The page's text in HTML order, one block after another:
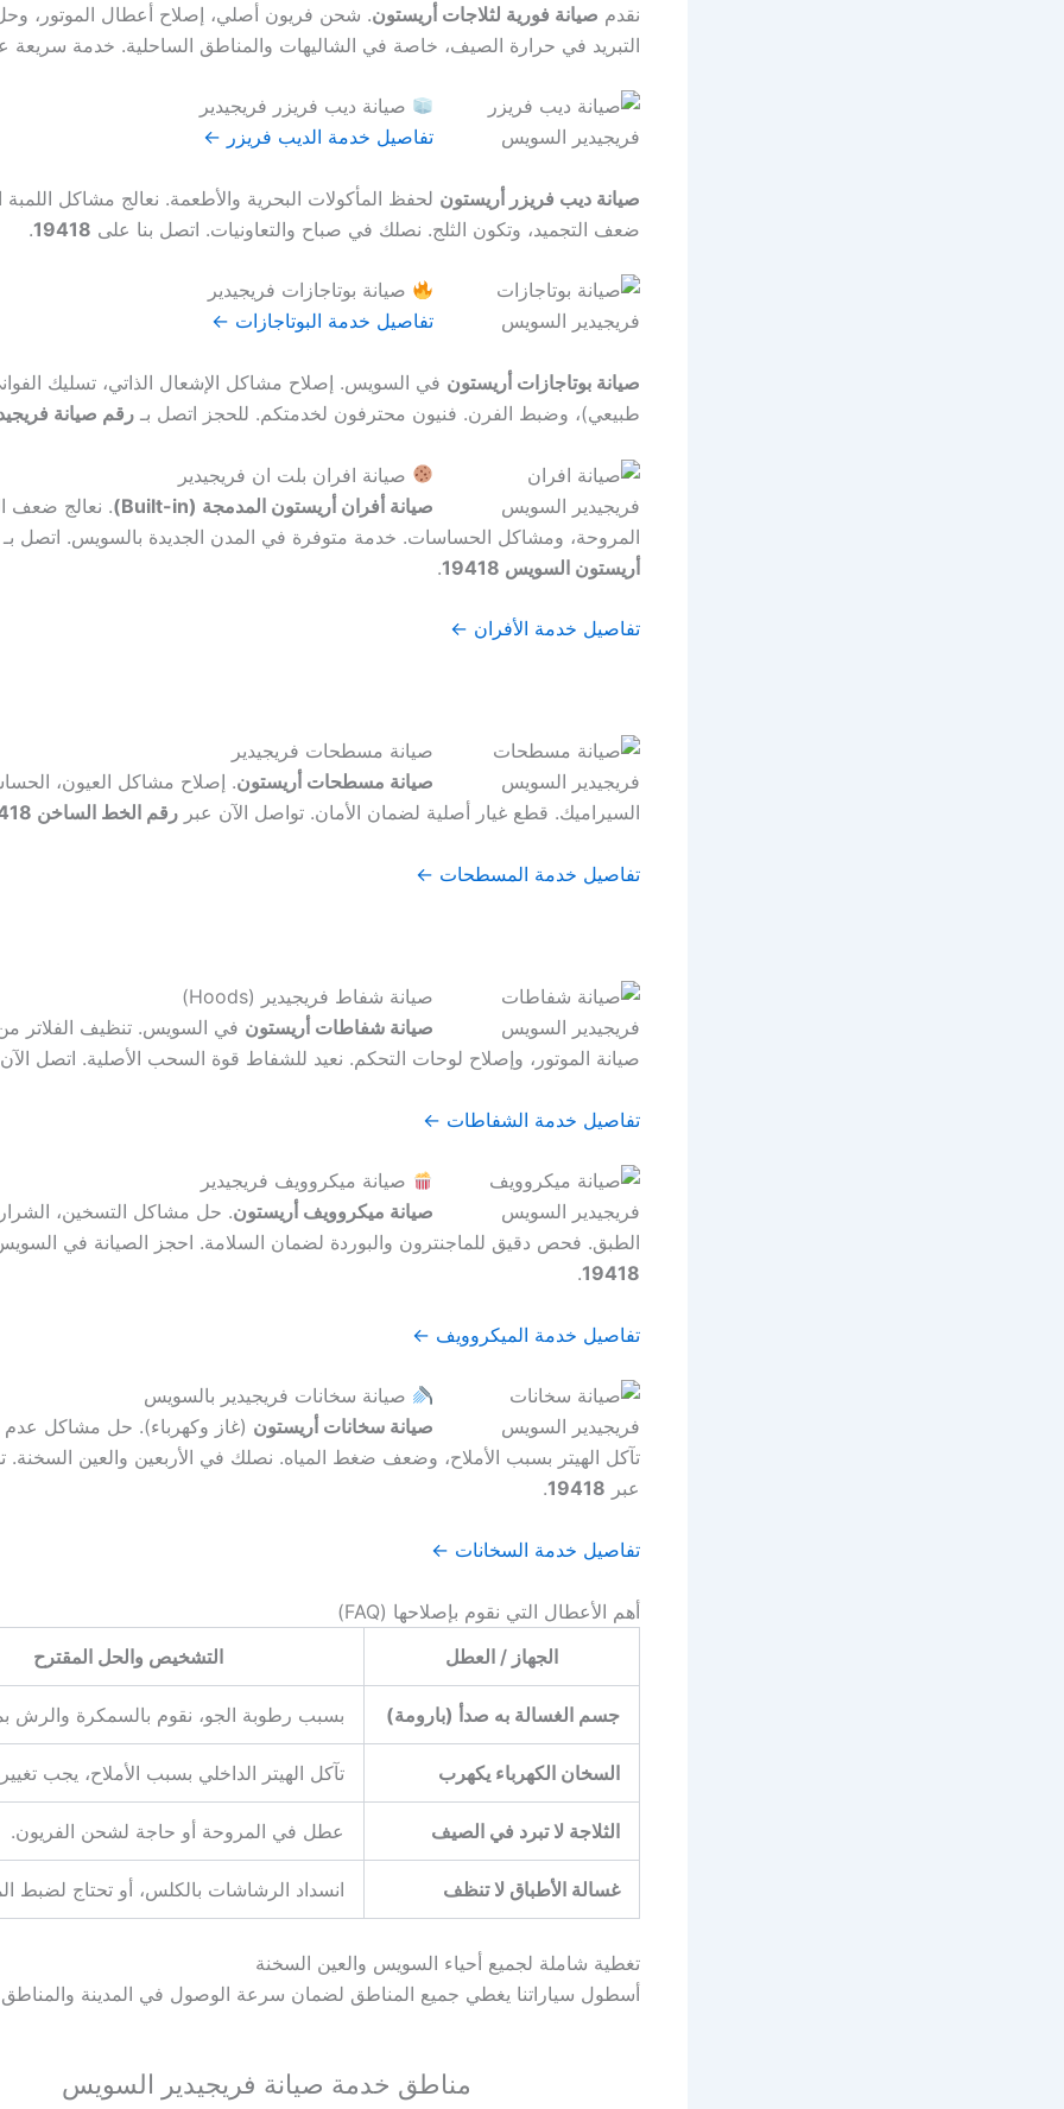
نقدم صيانة فورية لثلاجات أريستون. شحن فريون أصلي، إصلاح أعطال الموتور،
التبريد في حرارة الصيف، خاصة في الشاليهات والمناطق الساحلية. خدمة سريعة
صيانة ديب فريزر فريجيدير
تفاصيل خدمة الديب فريزر ←
صيانة ديب فريزر أريستون لحفظ المأكولات البحرية والأطعمة. نعالج مشاكل اللمبة
ضعف التجميد، وتكون الثلج. نصلك في صباح والتعاونيات. اتصل بنا على 19418
.
صيانة بوتاجازات فريجيدير
تفاصيل خدمة البوتاجازات ←
صيانة بوتاجازات أريستون في السويس. إصلاح مشاكل الإشعال الذاتي، تسليك
طبيعي)، وضبط الفرن. فنيون محترفون لخدمتكم. للحجز اتصل بـ رقم صيانة فريجيدير
صيانة افران بلت ان فريجيدير
صيانة أفران أريستون المدمجة (Built-in)
. نعالج ضعف
المروحة، ومشاكل الحساسات. خدمة متوفرة في المدن الجديدة بالسويس. اتصل بـ
أريستون السويس 19418
.
تفاصيل خدمة الأفران ←
صيانة مسطحات فريجيدير
صيانة مسطحات أريستون. إصلاح مشاكل العيون،
السيراميك. قطع غيار أصلية لضمان الأمان. تواصل الآن عبر رقم الخط الساخن 19418
تفاصيل خدمة المسطحات ←
صيانة شفاط فريجيدير (Hoods)
صيانة شفاطات أريستون في السويس. تنظيف الفلاتر
صيانة الموتور، وإصلاح لوحات التحكم. نعيد للشفاط قوة السحب الأصلية. اتصل الآن
تفاصيل خدمة الشفاطات ←
صيانة ميكروويف فريجيدير
صيانة ميكروويف أريستون. حل مشاكل التسخين،
الطبق. فحص دقيق للماجنترون والبوردة لضمان السلامة. احجز الصيانة في
19418
.
تفاصيل خدمة الميكروويف ←
صيانة سخانات فريجيدير بالسويس
صيانة سخانات أريستون (غاز وكهرباء). حل مشاكل عدم
تآكل الهيتر بسبب الأملاح، وضعف ضغط المياه. نصلك في الأربعين والعين السخنة.
عبر 19418
.
تفاصيل خدمة السخانات ←
أهم الأعطال التي نقوم بإصلاحها (FAQ)
الجهاز / العطل
التشخيص والحل المقترح
جسم الغسالة به صدأ (بارومة) بسبب رطوبة الجو، نقوم بالسمكرة والرش
السخان الكهرباء يكهرب تآكل الهيتر الداخلي بسبب الأملاح، يجب
الثلاجة لا تبرد في الصيف عطل في المروحة أو حاجة لشحن الفريون.
غسالة الأطباق لا تنظف انسداد الرشاشات بالكلس، أو تحتاج لضبط
تغطية شاملة لجميع أحياء السويس والعين السخنة
أسطول سياراتنا يغطي جميع المناطق لضمان سرعة الوصول في المدينة والمناطق
مناطق خدمة صيانة فريجيدير السويس